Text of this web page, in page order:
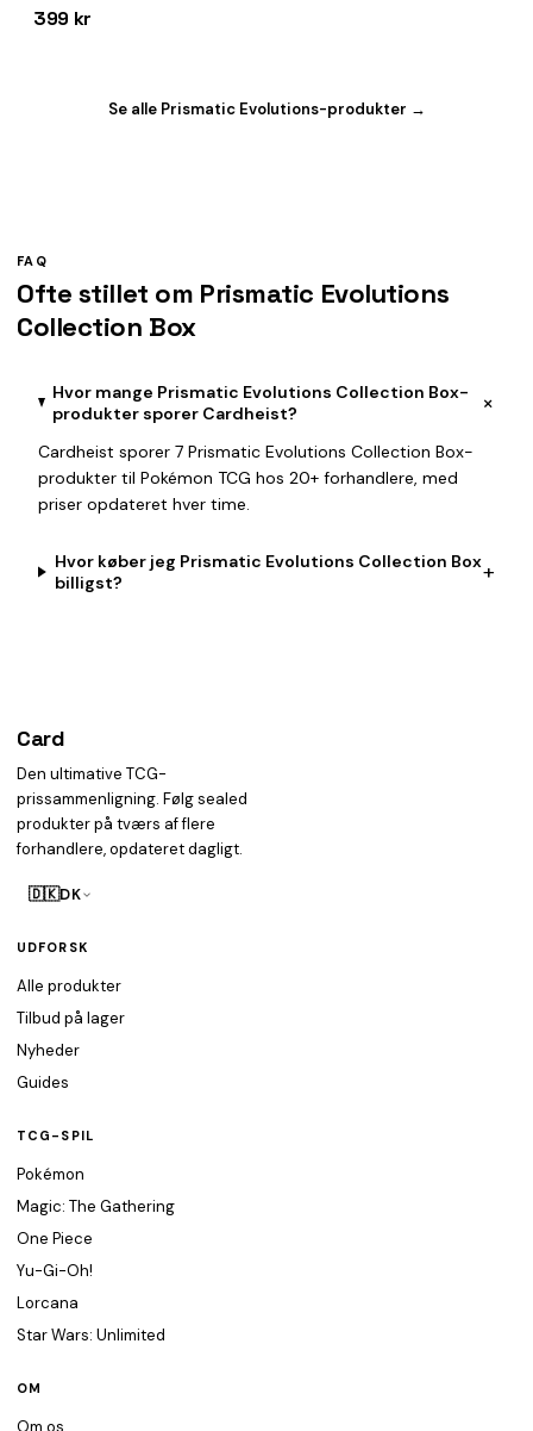
399 kr
Se alle Prismatic Evolutions-produkter →
FAQ
Ofte stillet om Prismatic Evolutions
Collection Box
Hvor mange Prismatic Evolutions Collection Box-
produkter sporer Cardheist?
+
Cardheist sporer 7 Prismatic Evolutions Collection Box-
produkter til Pokémon TCG hos 20+ forhandlere, med
priser opdateret hver time.
Hvor køber jeg Prismatic Evolutions Collection Box
billigst?
+
Card
Den ultimative TCG-
prissammenligning. Følg sealed
produkter på tværs af flere
forhandlere, opdateret dagligt.
🇩🇰DK
UDFORSK
Alle produkter
Tilbud på lager
Nyheder
Guides
TCG-SPIL
Pokémon
Magic: The Gathering
One Piece
Yu-Gi-Oh!
Lorcana
Star Wars: Unlimited
OM
Om os